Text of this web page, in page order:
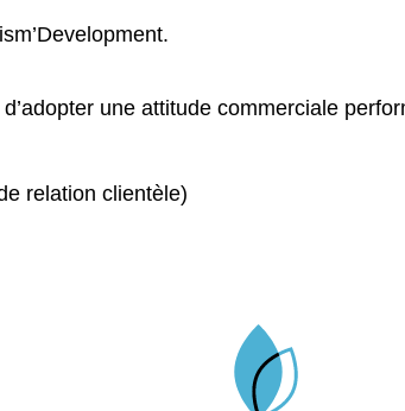
une attitude commerciale
relation clientèle)